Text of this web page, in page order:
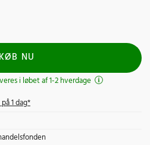
KØB NU
i løbet af 1-2 hverdage
1 dag*